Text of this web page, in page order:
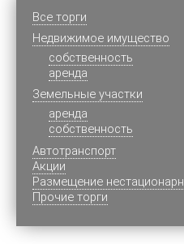
Все торги
Недвижимое имущество
cобственность
аренда
Земельные участки
аренда
собственность
Автотранспорт
Акции
Размещение
Прочие торги